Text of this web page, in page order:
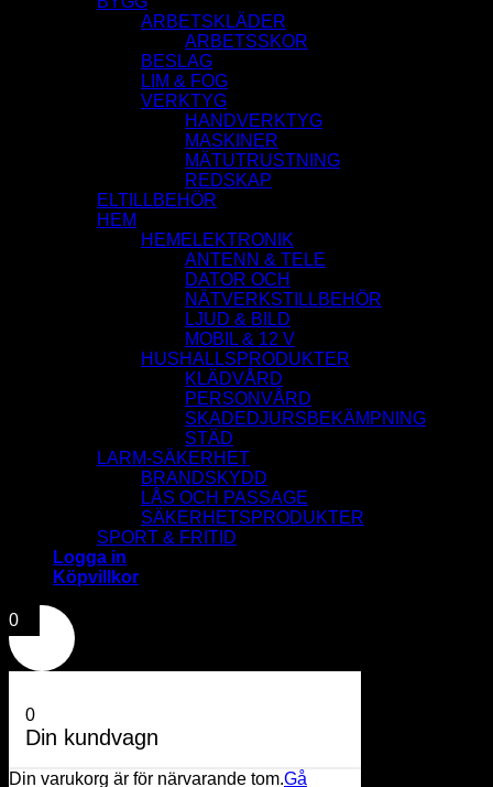
ARBETSKLÄDER
ARBETSSKOR
BESLAG
LIM & FOG
VERKTYG
HANDVERKTYG
MASKINER
MÄTUTRUSTNING
REDSKAP
ELTILLBEHÖR
HEM
HEMELEKTRONIK
ANTENN & TELE
DATOR OCH
NÄTVERKSTILLBEHÖR
LJUD & BILD
MOBIL & 12 V
HUSHALLSPRODUKTER
KLÄDVÅRD
PERSONVÅRD
SKADEDJURSBEKÄMPNING
STÄD
LARM-SÄKERHET
BRANDSKYDD
LÅS OCH PASSAGE
SÄKERHETSPRODUKTER
SPORT & FRITID
Logga in
Köpvillkor
0
0
Din kundvagn
Din varukorg är för närvarande tom.Gå